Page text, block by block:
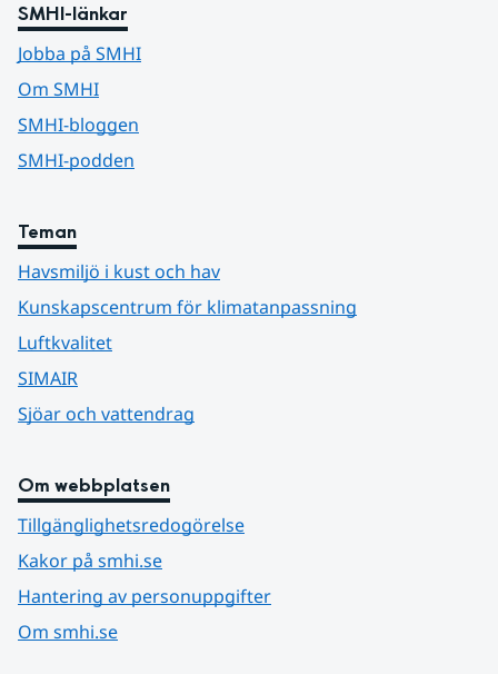
SMHI-länkar
Jobba på SMHI
Om SMHI
SMHI-bloggen
SMHI-podden
Teman
Havsmiljö i kust och hav
Kunskapscentrum för klimatanpassning
Luftkvalitet
SIMAIR
Sjöar och vattendrag
Om webbplatsen
Tillgänglighetsredogörelse
Kakor på smhi.se
Hantering av personuppgifter
Om smhi.se